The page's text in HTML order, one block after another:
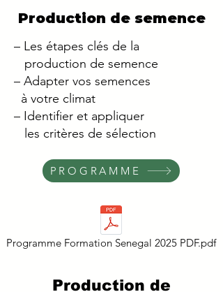
Production de semence
– Les étapes clés de la
production de semence
– Adapter vos semences
à votre climat
– Identifier et appliquer
les critères de sélection
PROGRAMME
Programme Formation Senegal 2025 PDF.pdf
Production de